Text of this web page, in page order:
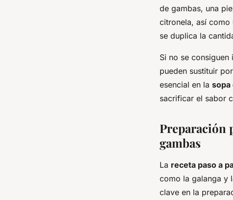
de gambas, una
citronela, así como
se duplica la
Si no se
pueden sustituir
esencial en la sopa
sacrificar el sabor
Preparación
gambas
La receta paso a
como la galanga y
clave en la